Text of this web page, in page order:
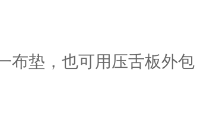
垫，也可用压舌板外包